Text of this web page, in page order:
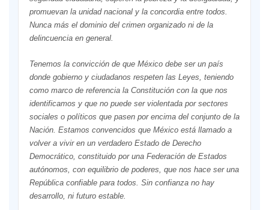
promuevan la unidad nacional y la concordia entre todos.
Nunca más el dominio del crimen organizado ni de la
delincuencia en general.
Tenemos la convicción de que México debe ser un país
donde gobierno y ciudadanos respeten las Leyes, teniendo
como marco de referencia la Constitución con la que nos
identificamos y que no puede ser violentada por sectores
sociales o políticos que pasen por encima del conjunto de la
Nación. Estamos convencidos que México está llamado a
volver a vivir en un verdadero Estado de Derecho
Democrático, constituido por una Federación de Estados
autónomos, con equilibrio de poderes, que nos hace ser una
República confiable para todos. Sin confianza no hay
desarrollo, ni futuro estable.